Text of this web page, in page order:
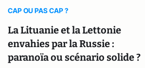
CAP OU PAS CAP ?
La Lituanie et la Lettonie
envahies par la Russie :
paranoïa ou scénario solide ?